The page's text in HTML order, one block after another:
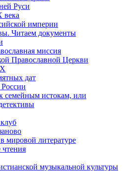
Руси
века
империи
Читаем документы
миссия
Православной Церкви
дат
семейным истокам, или
мировой литературе
музыкальной культуры